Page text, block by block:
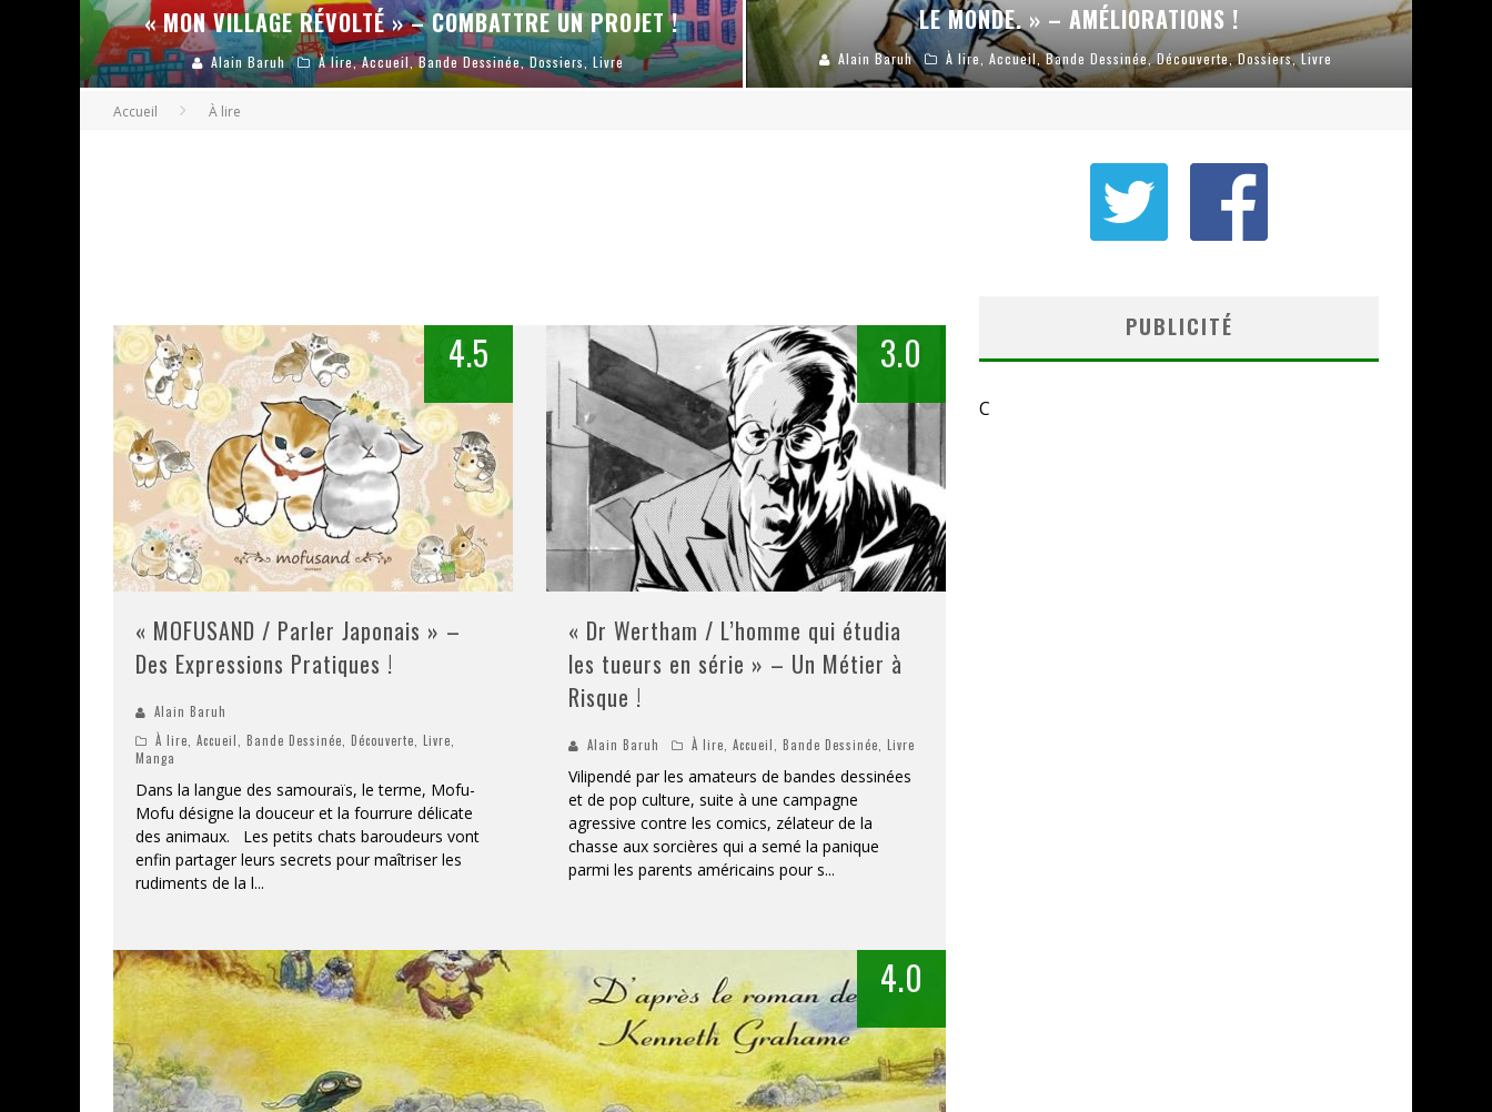
« MON VILLAGE RÉVOLTÉ » – COMBATTRE UN PROJET !
Alain Baruh À lire,Accueil,Bande Dessinée,Dossiers, Livre
LE MONDE. » – AMÉLIORATIONS !
Alain Baruh À lire, Accueil,Bande Dessinée,Découverte,Dossiers,Livre
Accueil À lire
4.5
« MOFUSAND / Parler Japonais » –
Des Expressions Pratiques !
Alain Baruh
À lire Accueil Bande Dessinée Découverte Livre
Manga
Dans la langue des samouraïs, le terme, Mofu-
Mofu désigne la douceur et la fourrure délicate
des animaux. Les petits chats baroudeurs vont
enfin partager leurs secrets pour maîtriser les
rudiments de la l...
3.0
« Dr Wertham / L’homme qui étudia
les tueurs en série » – Un Métier à
Risque !
Alain Baruh À lire Accueil Bande Dessinée Livre
Vilipendé par les amateurs de bandes dessinées
et de pop culture, suite à une campagne
agressive contre les comics, zélateur de la
chasse aux sorcières qui a semé la panique
parmi les parents américains pour s...
4.0
PUBLICITÉ
C